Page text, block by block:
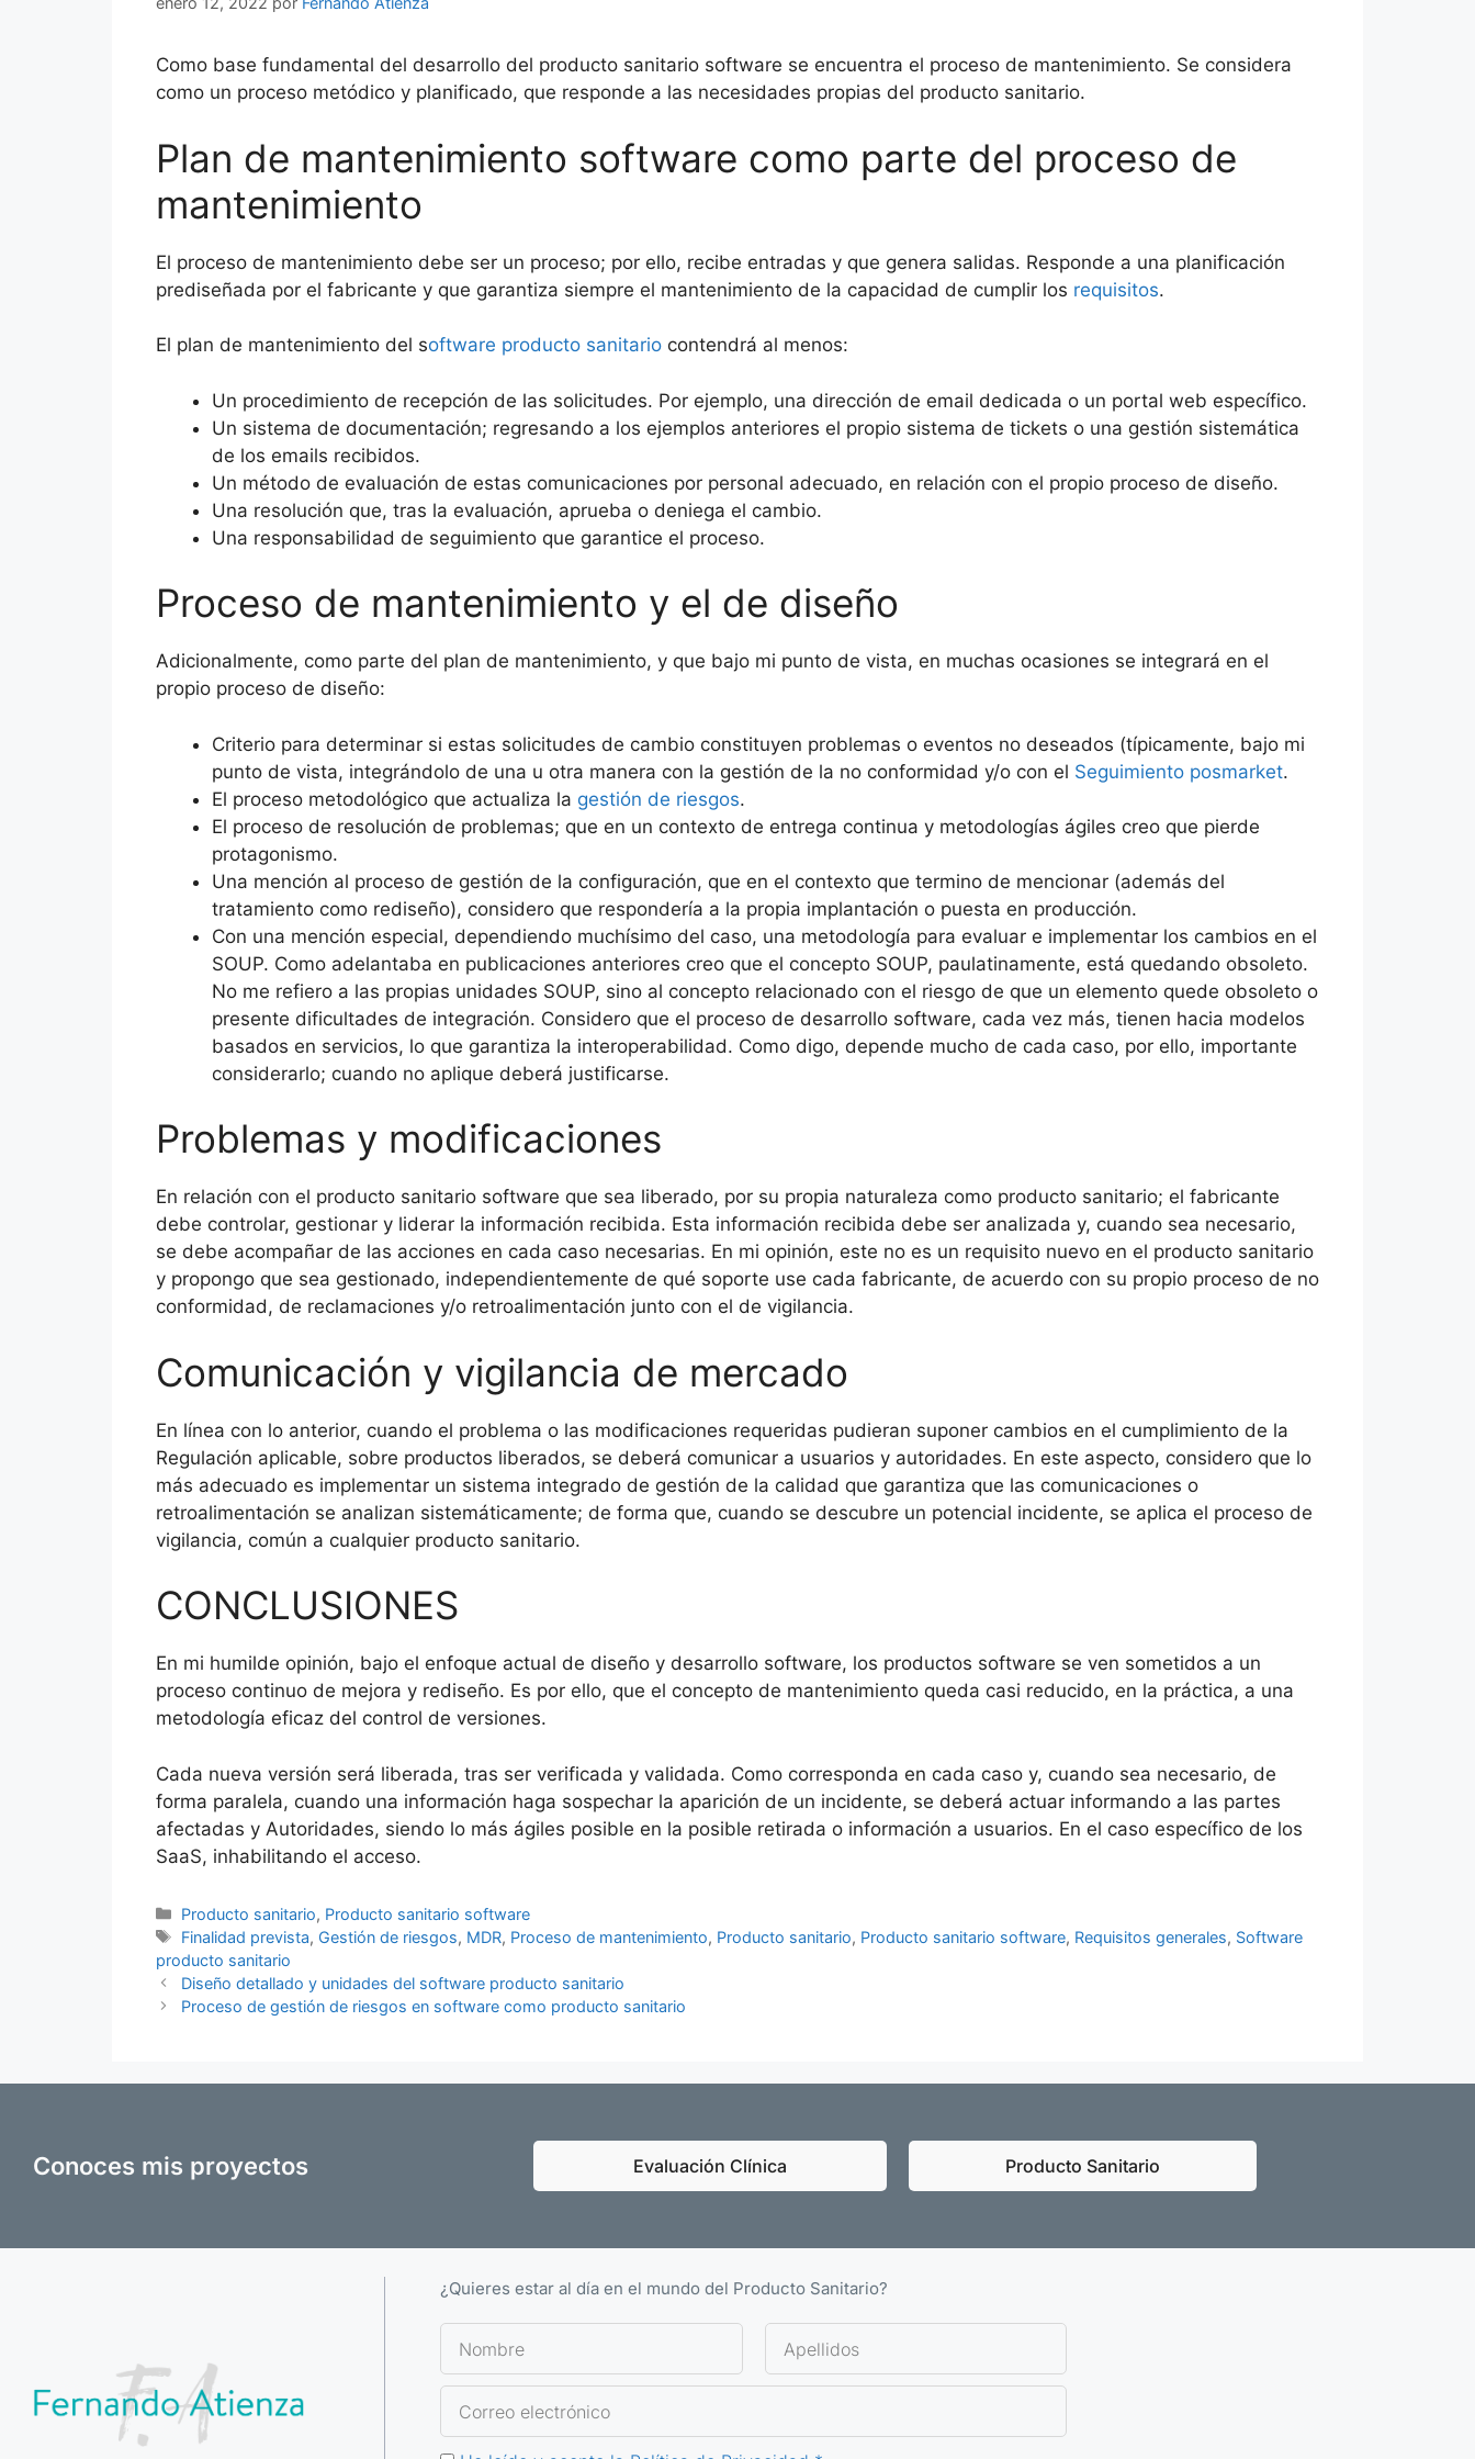
Como base fundamental del desarrollo del producto sanitario software se encuentra el proceso de mantenimiento. Se considera
como un proceso metódico y planificado, que responde a las necesidades propias del producto sanitario.
Plan de mantenimiento software como parte del proceso de
mantenimiento
El proceso de mantenimiento debe ser un proceso; por ello, recibe entradas y que genera salidas. Responde a una planificación
prediseñada por el fabricante y que garantiza siempre el mantenimiento de la capacidad de cumplir los requisitos.
El plan de mantenimiento del software producto sanitario contendrá al menos:
Un procedimiento de recepción de las solicitudes. Por ejemplo, una dirección de email dedicada o un portal web específico.
Un sistema de documentación; regresando a los ejemplos anteriores el propio sistema de tickets o una gestión sistemática
de los emails recibidos.
Un método de evaluación de estas comunicaciones por personal adecuado, en relación con el propio proceso de diseño.
Una resolución que, tras la evaluación, aprueba o deniega el cambio.
Una responsabilidad de seguimiento que garantice el proceso.
Proceso de mantenimiento y el de diseño
Adicionalmente, como parte del plan de mantenimiento, y que bajo mi punto de vista, en muchas ocasiones se integrará en el
propio proceso de diseño:
Criterio para determinar si estas solicitudes de cambio constituyen problemas o eventos no deseados (típicamente, bajo mi
punto de vista, integrándolo de una u otra manera con la gestión de la no conformidad y/o con el Seguimiento posmarket.
El proceso metodológico que actualiza la gestión de riesgos.
El proceso de resolución de problemas; que en un contexto de entrega continua y metodologías ágiles creo que pierde
protagonismo.
Una mención al proceso de gestión de la configuración, que en el contexto que termino de mencionar (además del
tratamiento como rediseño), considero que respondería a la propia implantación o puesta en producción.
Con una mención especial, dependiendo muchísimo del caso, una metodología para evaluar e implementar los cambios en el
SOUP. Como adelantaba en publicaciones anteriores creo que el concepto SOUP, paulatinamente, está quedando obsoleto.
No me refiero a las propias unidades SOUP, sino al concepto relacionado con el riesgo de que un elemento quede obsoleto o
presente dificultades de integración. Considero que el proceso de desarrollo software, cada vez más, tienen hacia modelos
basados en servicios, lo que garantiza la interoperabilidad. Como digo, depende mucho de cada caso, por ello, importante
considerarlo; cuando no aplique deberá justificarse.
Problemas y modificaciones
En relación con el producto sanitario software que sea liberado, por su propia naturaleza como producto sanitario; el fabricante
debe controlar, gestionar y liderar la información recibida. Esta información recibida debe ser analizada y, cuando sea necesario,
se debe acompañar de las acciones en cada caso necesarias. En mi opinión, este no es un requisito nuevo en el producto sanitario
y propongo que sea gestionado, independientemente de qué soporte use cada fabricante, de acuerdo con su propio proceso de no
conformidad, de reclamaciones y/o retroalimentación junto con el de vigilancia.
Comunicación y vigilancia de mercado
En línea con lo anterior, cuando el problema o las modificaciones requeridas pudieran suponer cambios en el cumplimiento de la
Regulación aplicable, sobre productos liberados, se deberá comunicar a usuarios y autoridades. En este aspecto, considero que lo
más adecuado es implementar un sistema integrado de gestión de la calidad que garantiza que las comunicaciones o
retroalimentación se analizan sistemáticamente; de forma que, cuando se descubre un potencial incidente, se aplica el proceso de
vigilancia, común a cualquier producto sanitario.
CONCLUSIONES
En mi humilde opinión, bajo el enfoque actual de diseño y desarrollo software, los productos software se ven sometidos a un
proceso continuo de mejora y rediseño. Es por ello, que el concepto de mantenimiento queda casi reducido, en la práctica, a una
metodología eficaz del control de versiones.
Cada nueva versión será liberada, tras ser verificada y validada. Como corresponda en cada caso y, cuando sea necesario, de
forma paralela, cuando una información haga sospechar la aparición de un incidente, se deberá actuar informando a las partes
afectadas y Autoridades, siendo lo más ágiles posible en la posible retirada o información a usuarios. En el caso específico de los
SaaS, inhabilitando el acceso.
Producto sanitario, Producto sanitario software
Finalidad prevista, Gestión de riesgos, MDR, Proceso de mantenimiento, Producto sanitario, Producto sanitario software, Requisitos generales, Software
producto sanitario
Diseño detallado y unidades del software producto sanitario
Proceso de gestión de riesgos en software como producto sanitario
Conoces mis proyectos Evaluación Clínica Producto Sanitario
¿Quieres estar al día en el mundo del Producto Sanitario?